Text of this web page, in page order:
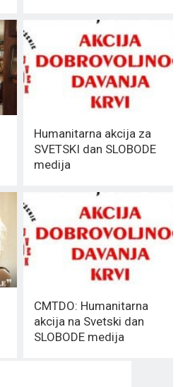
SKLONIŠTU u Vranju
Humanitarna akcija za
SVETSKI dan SLOBODE
medija
CMTDO: Humanitarna
akcija na Svetski dan
SLOBODE medija